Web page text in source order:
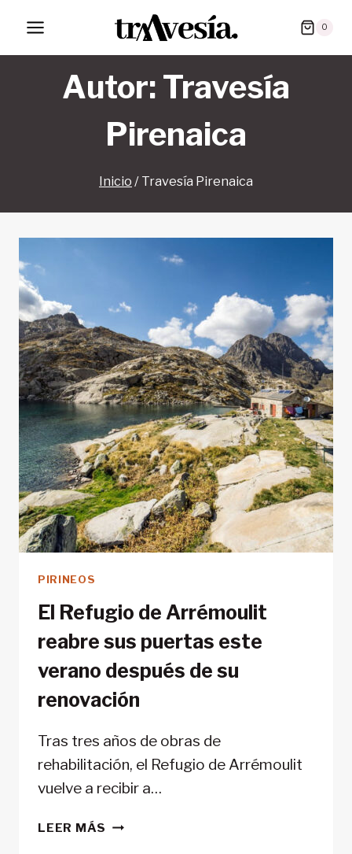
contenido
0
Autor: Travesía
Pirenaica
Inicio / Travesía Pirenaica
PIRINEOS
El Refugio de Arrémoulit
reabre sus puertas este
verano después de su
renovación
Tras tres años de obras de
rehabilitación, el Refugio de Arrémoulit
vuelve a recibir a…
LEER MÁS EL